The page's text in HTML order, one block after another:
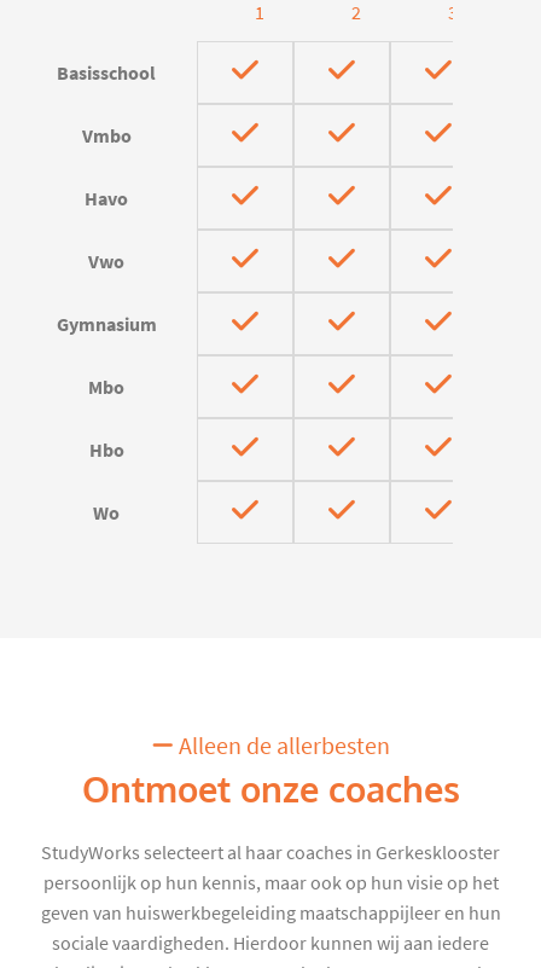
1
2
3
Basisschool
Vmbo
Havo
Vwo
Gymnasium
Mbo
Hbo
Wo
Alleen de allerbesten
Ontmoet onze coaches
StudyWorks selecteert al haar coaches in Gerkesklooster
persoonlijk op hun kennis, maar ook op hun visie op het
geven van huiswerkbegeleiding maatschappijleer en hun
sociale vaardigheden. Hierdoor kunnen wij aan iedere